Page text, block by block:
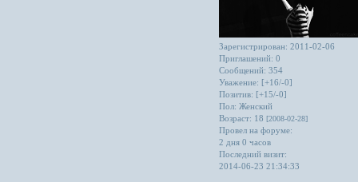
Зарегистрирован: 2011-02-06
Приглашений: 0
Сообщений: 354
Уважение: [+16/-0]
Позитив: [+15/-0]
Пол: Женский
Возраст: 18[2008-02-28]
Провел на форуме:
2 дня 0 часов
Последний визит:
2014-06-23 21:34:33